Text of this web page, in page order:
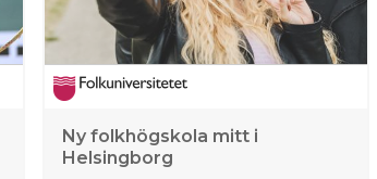
mycket uppmärksamhet 2024. Milstolpen
50 000 nedladdningar kommer att
passeras under nästa vecka. Det är
dubbelt så många nedladdningar som
Skolforskningsinsitutets alla rapporter
laddas ner under ett år. Vad är det tecken
på?
Ny folkhögskola mitt i
Helsingborg